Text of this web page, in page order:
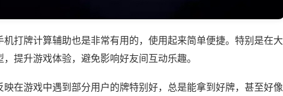
打牌计算辅助也是非常有用的，使用起来简单便捷。特别是在大
提升游戏体验，避免影响好友间互动乐趣。
在游戏中遇到部分用户的牌特别好，总是能拿到好牌，甚至好像